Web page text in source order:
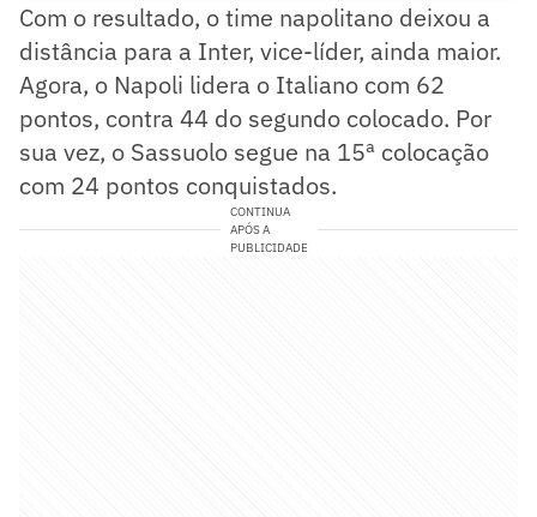
Com o resultado, o time napolitano deixou a
distância para a Inter, vice-líder, ainda maior.
Agora, o Napoli lidera o Italiano com 62
pontos, contra 44 do segundo colocado. Por
sua vez, o Sassuolo segue na 15ª colocação
com 24 pontos conquistados.
CONTINUA
APÓS A
PUBLICIDADE